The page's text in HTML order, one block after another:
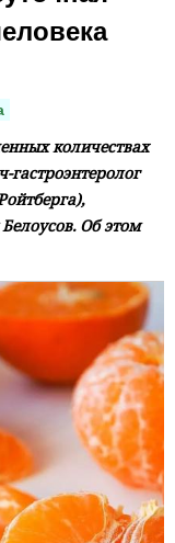
количествах
Об этом